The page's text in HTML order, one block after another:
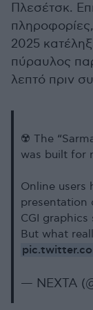
Πλεσέτσκ.
2025
πύραυλος
λεπτό πριν
☢️ The
was built for
Online users
presentation
CGI
But what
— NEXTA